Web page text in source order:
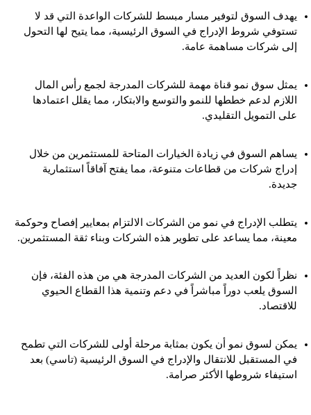
يهدف السوق لتوفير مسار مبسط للشركات الواعدة التي قد لا
تستوفي شروط الإدراج في السوق الرئيسية، مما يتيح لها التحول
إلى شركات مساهمة عامة.
يمثل سوق نمو قناة مهمة للشركات المدرجة لجمع رأس المال
اللازم لدعم خططها للنمو والتوسع والابتكار، مما يقلل اعتمادها
على التمويل التقليدي.
يساهم السوق في زيادة الخيارات المتاحة للمستثمرين من خلال
إدراج شركات من قطاعات متنوعة، مما يفتح آفاقاً استثمارية
جديدة.
يتطلب الإدراج في نمو من الشركات الالتزام بمعايير إفصاح وحوكمة
معينة، مما يساعد على تطوير هذه الشركات وبناء ثقة المستثمرين.
نظراً لكون العديد من الشركات المدرجة هي من هذه الفئة، فإن
السوق يلعب دوراً مباشراً في دعم وتنمية هذا القطاع الحيوي
للاقتصاد.
يمكن لسوق نمو أن يكون بمثابة مرحلة أولى للشركات التي تطمح
في المستقبل للانتقال والإدراج في السوق الرئيسية (تاسي) بعد
استيفاء شروطها الأكثر صرامة.